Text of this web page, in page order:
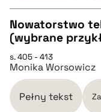
CZYSTY TEKST
pobierz cytat
Nowatorstwo
(wybrane
s. 405 - 413
Monika Worsowicz
Pełny tekst